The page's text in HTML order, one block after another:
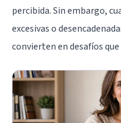
percibida. Sin embargo,
excesivas o
convierten en desafíos